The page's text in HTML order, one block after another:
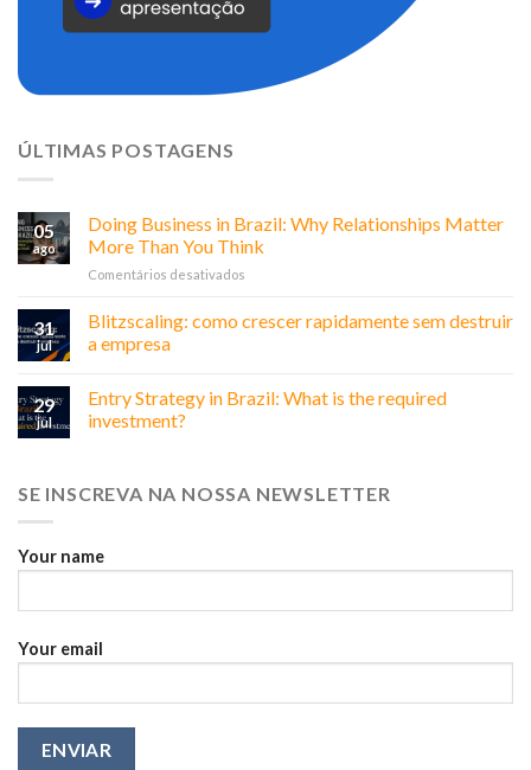
ÚLTIMAS POSTAGENS
05
ago
Doing Business in Brazil: Why Relationships Matter
More Than You Think
Comentários desativados
in
Relationships
Think
31
jul
Blitzscaling: como crescer rapidamente sem destruir
a empresa
29
jul
Entry Strategy in Brazil: What is the required
investment?
SE INSCREVA NA NOSSA NEWSLETTER
Your name
Your email